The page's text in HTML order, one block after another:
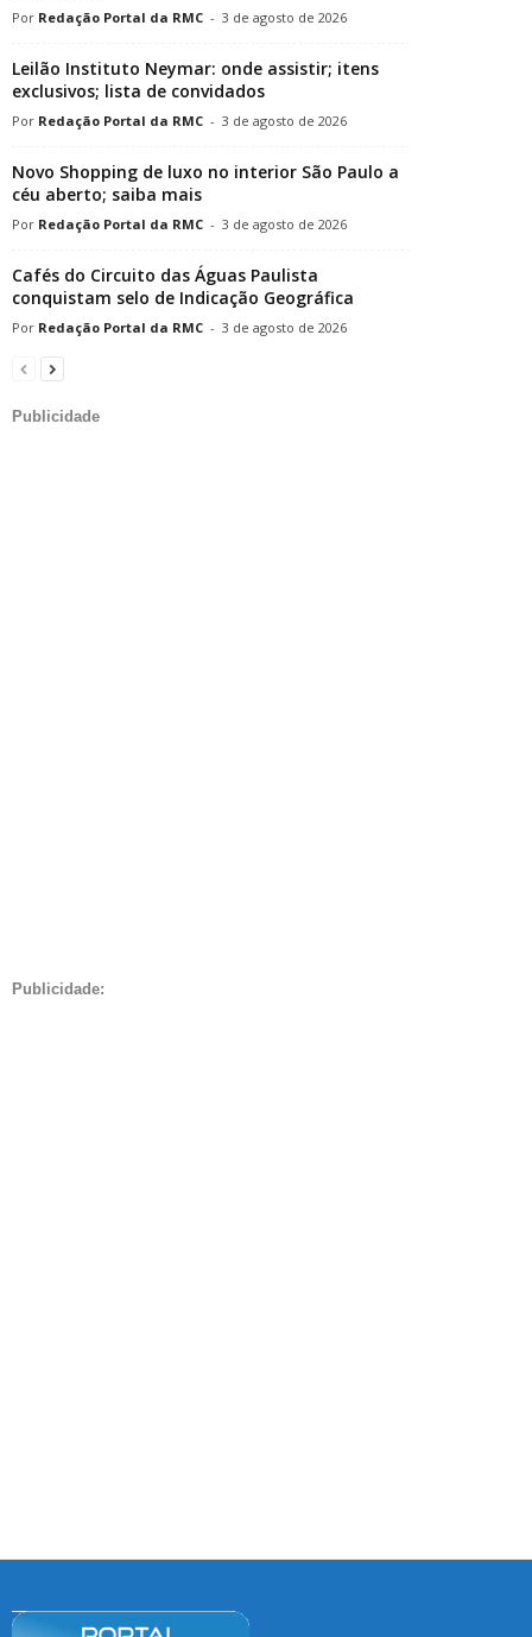
Redação Portal da RMC - 3 de agosto de 2026
Leilão Instituto Neymar: onde assistir; itens
exclusivos; lista de convidados
Redação Portal da RMC - 3 de agosto de 2026
Novo Shopping de luxo no interior São Paulo a
céu aberto; saiba mais
Redação Portal da RMC - 3 de agosto de 2026
Cafés do Circuito das Águas Paulista
conquistam selo de Indicação Geográfica
Redação Portal da RMC - 3 de agosto de 2026
Publicidade
Publicidade: